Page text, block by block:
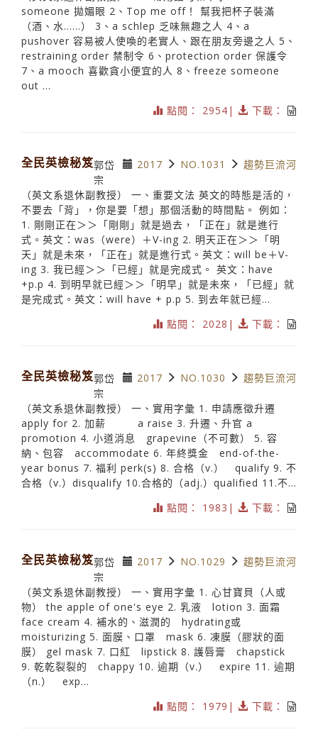
someone 拋媚眼 2、Top me off！ 幫我把杯子裝滿
（酒、水……） 3、a schlep 乏味無趣之人 4、a
pushover 容易被人使喚的老實人、跟在朋友旁邊之人 5、
restraining order 禁制令 6、protection order 保護令
7、a mooch 喜歡貪小便宜的人 8、freeze someone
out ...
點閱： 2954|
下載：
全民英檢秘笈 2017 NO.1031 趨勢巨流河
郭岱
宗
（英文系退休副教授） 一、重要文法 英文的時態是活的，
不要去「背」，你是要「想」那個活動的時間點。 例如：
1. 剛剛正在＞＞「剛剛」就是過去，「正在」就是進行
式。英文：was（were）＋V-ing 2. 明天正在＞＞「明
天」就是未來，「正在」就是進行式。英文：will be＋V-
ing 3. 我已經＞＞「已經」就是完成式。 英文：have
+p.p 4. 到明早就已經＞＞「明早」就是未來，「已經」就
是完成式。英文：will have + p.p 5. 到去年就已經...
點閱： 2028|
下載：
全民英檢秘笈 2017 NO.1030 趨勢巨流河
郭岱
宗
（英文系退休副教授） 一、實用字彙 1. 申請應徵升遷
apply for 2. 加薪 a raise 3. 升遷、升官 a
promotion 4. 小道消息 grapevine（不可數） 5. 容
納、包容 accommodate 6. 年終獎金 end-of-the-
year bonus 7. 福利 perk(s) 8. 合格（v.） qualify 9. 不
合格（v.）disqualify 10.合格的（adj.）qualified 11.不...
點閱： 1983|
下載：
全民英檢秘笈 2017 NO.1029 趨勢巨流河
郭岱
宗
（英文系退休副教授） 一、實用字彙 1. 心甘寶貝（人或
物） the apple of one's eye 2. 乳液 lotion 3. 面霜
face cream 4. 補水的、滋潤的 hydrating或
moisturizing 5. 面膜、口罩 mask 6. 凍膜（膠狀的面
膜） gel mask 7. 口紅 lipstick 8. 護唇膏 chapstick
9. 乾乾裂裂的 chappy 10. 逾期（v.） expire 11. 逾期
（n.） exp...
點閱： 1979|
下載：